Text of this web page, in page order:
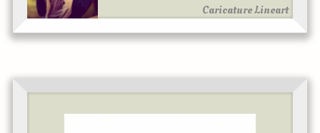
Caricature Lineart